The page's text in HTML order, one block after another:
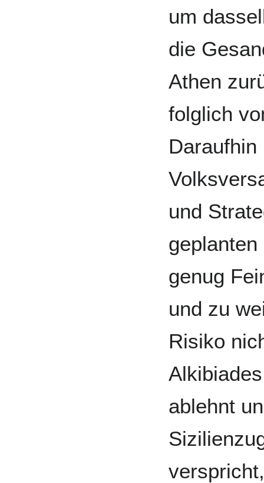
um
die
Athen
folglich
Daraufhin
und
genug
und zu
Risiko
ablehnt